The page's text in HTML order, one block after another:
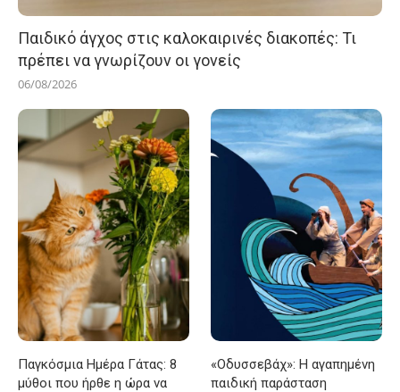
Παιδικό άγχος στις καλοκαιρινές διακοπές: Τι
πρέπει να γνωρίζουν οι γονείς
06/08/2026
Παγκόσμια Ημέρα Γάτας: 8
μύθοι που ήρθε η ώρα να
«Οδυσσεβάχ»: Η αγαπημένη
παιδική παράσταση